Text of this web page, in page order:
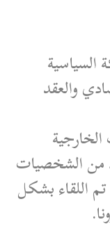
السياسية
والعقد
من الشخصيات
اللقاء بشكل